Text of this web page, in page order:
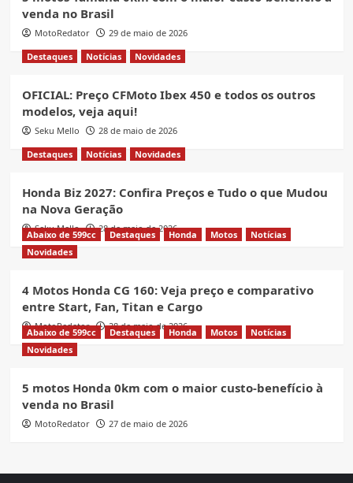
venda no Brasil
MotoRedator
29 de maio de 2026
Destaques
Notícias Novidades
OFICIAL: Preço CFMoto Ibex 450 e todos os outros
modelos, veja aqui!
Seku Mello
28 de maio de 2026
Destaques
Notícias Novidades
Honda Biz 2027: Confira Preços e Tudo o que Mudou
na Nova Geração
Seku Mello 28 de maio de 2026
Abaixo de 599cc Destaques Honda Motos
Notícias
Novidades
4 Motos Honda CG 160: Veja preço e comparativo
entre Start, Fan, Titan e Cargo
MotoRedator 28 de maio de 2026
Abaixo de 599cc Destaques Honda Motos
Notícias
Novidades
5 motos Honda 0km com o maior custo-benefício à
venda no Brasil
MotoRedator 27 de maio de 2026